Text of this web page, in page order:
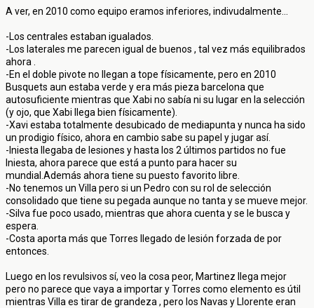
A ver, en 2010 como equipo eramos inferiores, indivudalmente...
-Los centrales estaban igualados.
-Los laterales me parecen igual de buenos , tal vez más equilibrados
ahora .
-En el doble pivote no llegan a tope físicamente, pero en 2010
Busquets aun estaba verde y era más pieza barcelona que
autosuficiente mientras que Xabi no sabía ni su lugar en la selección
(y ojo, que Xabi llega bien físicamente).
-Xavi estaba totalmente desubicado de mediapunta y nunca ha sido
un prodigio físico, ahora en cambio sabe su papel y jugar así.
-Iniesta llegaba de lesiones y hasta los 2 últimos partidos no fue
Iniesta, ahora parece que está a punto para hacer su
mundial.Además ahora tiene su puesto favorito libre.
-No tenemos un Villa pero si un Pedro con su rol de selección
consolidado que tiene su pegada aunque no tanta y se mueve mejor.
-Silva fue poco usado, mientras que ahora cuenta y se le busca y
espera.
-Costa aporta más que Torres llegado de lesión forzada de por
entonces.
Luego en los revulsivos sí, veo la cosa peor, Martinez llega mejor
pero no parece que vaya a importar y Torres como elemento es útil
mientras Villa es tirar de grandeza , pero los Navas y Llorente eran